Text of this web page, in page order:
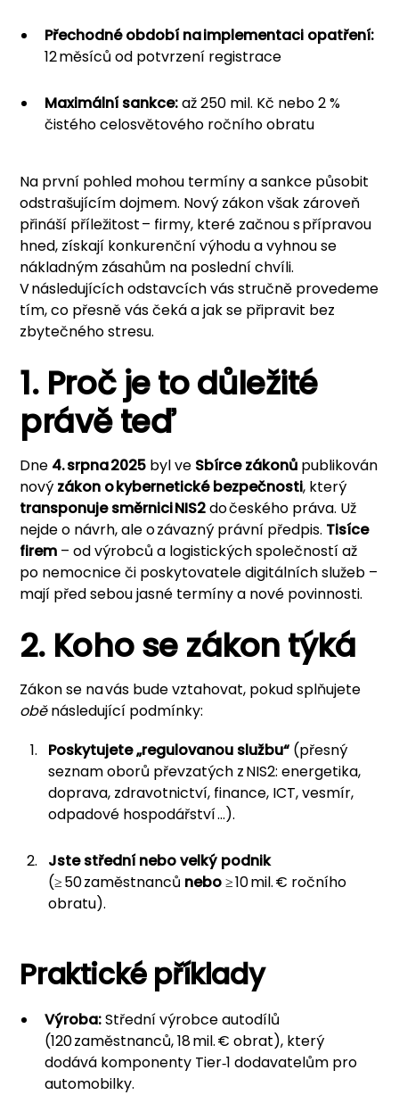
Přechodné období na implementaci opatření:
12 měsíců od potvrzení registrace
Maximální sankce:až 250 mil. Kč nebo 2 %
čistého celosvětového ročního obratu
Na první pohled mohou termíny a sankce působit
odstrašujícím dojmem. Nový zákon však zároveň
přináší příležitost – firmy, které začnou s přípravou
hned, získají konkurenční výhodu a vyhnou se
nákladným zásahům na poslední chvíli.
V následujících odstavcích vás stručně provedeme
tím, co přesně vás čeká a jak se připravit bez
zbytečného stresu.
1. Proč je to důležité
právě teď
Dne 4. srpna 2025 byl ve Sbírce zákonů publikován
nový zákon o kybernetické bezpečnosti, který
transponuje směrnici NIS2do českého práva. Už
nejde o návrh, ale o závazný právní předpis. Tisíce
firem – od výrobců a logistických společností až
po nemocnice či poskytovatele digitálních služeb –
mají před sebou jasné termíny a nové povinnosti.
2. Koho se zákon týká
Zákon se na vás bude vztahovat, pokud splňujete
oběnásledující podmínky:
Poskytujete „regulovanou službu“ (přesný
seznam oborů převzatých z NIS2: energetika,
doprava, zdravotnictví, finance, ICT, vesmír,
odpadové hospodářství …).
Jste střední nebo velký podnik
(≥ 50 zaměstnanců nebo≥ 10 mil. € ročního
obratu).
Praktické příklady
Výroba:Střední výrobce autodílů
(120 zaměstnanců, 18 mil. € obrat), který
dodává komponenty Tier‑1 dodavatelům pro
automobilky.